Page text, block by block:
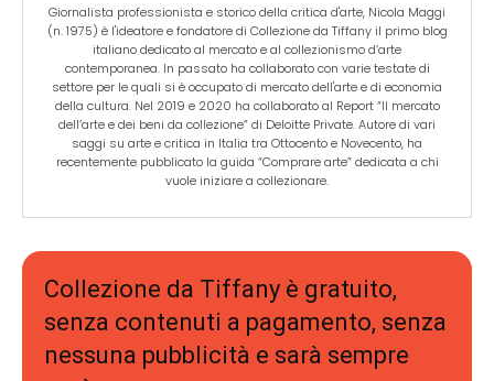
Giornalista professionista e storico della critica d'arte, Nicola Maggi
(n. 1975) è l'ideatore e fondatore di Collezione da Tiffany il primo blog
italiano dedicato al mercato e al collezionismo d’arte
contemporanea. In passato ha collaborato con varie testate di
settore per le quali si è occupato di mercato dell'arte e di economia
della cultura. Nel 2019 e 2020 ha collaborato al Report “Il mercato
dell’arte e dei beni da collezione” di Deloitte Private. Autore di vari
saggi su arte e critica in Italia tra Ottocento e Novecento, ha
recentemente pubblicato la guida “Comprare arte” dedicata a chi
vuole iniziare a collezionare.
Collezione da Tiffany è gratuito,
senza contenuti a pagamento, senza
nessuna pubblicità e sarà sempre